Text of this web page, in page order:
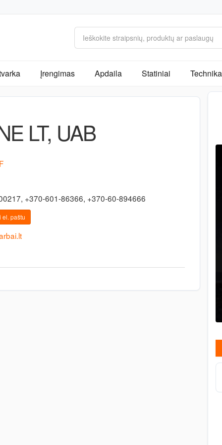
Įrengimas Apdaila Statiniai
LT, UAB
+370-601-86366, +370-60-894666
paštu